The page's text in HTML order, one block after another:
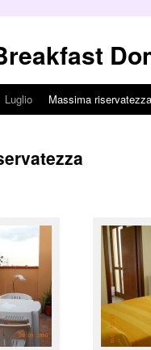
Luglio Massima riservatezza